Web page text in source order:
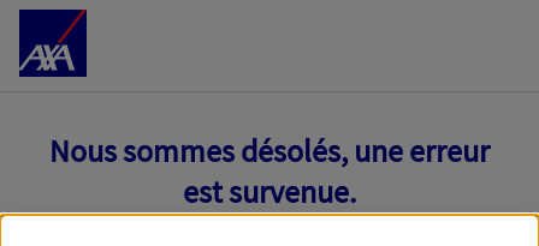
Accéder au Contenu
Nous sommes désolés, une erreur
est survenue.